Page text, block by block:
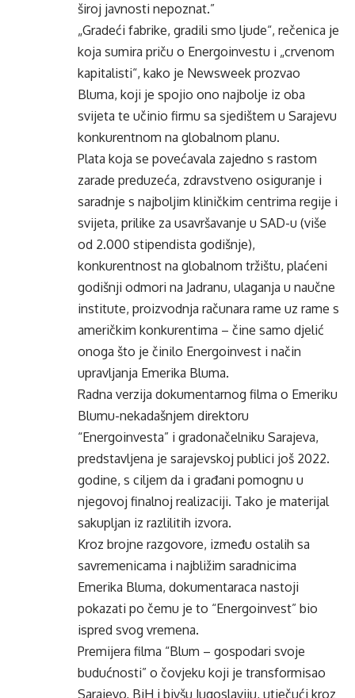
široj javnosti nepoznat.”
„Gradeći fabrike, gradili smo ljude“, rečenica je
koja sumira priču o Energoinvestu i „crvenom
kapitalisti“, kako je Newsweek prozvao
Bluma, koji je spojio ono najbolje iz oba
svijeta te učinio firmu sa sjedištem u Sarajevu
konkurentnom na globalnom planu.
Plata koja se povećavala zajedno s rastom
zarade preduzeća, zdravstveno osiguranje i
saradnje s najboljim kliničkim centrima regije i
svijeta, prilike za usavršavanje u SAD-u (više
od 2.000 stipendista godišnje),
konkurentnost na globalnom tržištu, plaćeni
godišnji odmori na Jadranu, ulaganja u naučne
institute, proizvodnja računara rame uz rame s
američkim konkurentima – čine samo djelić
onoga što je činilo Energoinvest i način
upravljanja Emerika Bluma.
Radna verzija dokumentarnog filma o Emeriku
Blumu-nekadašnjem direktoru
“Energoinvesta” i gradonačelniku Sarajeva,
predstavljena je sarajevskoj publici još 2022.
godine, s ciljem da i građani pomognu u
njegovoj finalnoj realizaciji. Tako je materijal
sakupljan iz razlilitih izvora.
Kroz brojne razgovore, između ostalih sa
savremenicama i najbližim saradnicima
Emerika Bluma, dokumentaraca nastoji
pokazati po čemu je to “Energoinvest” bio
ispred svog vremena.
Premijera filma “Blum – gospodari svoje
budućnosti” o čovjeku koji je transformisao
Sarajevo, BiH i bivšu Jugoslaviju, utječući kroz